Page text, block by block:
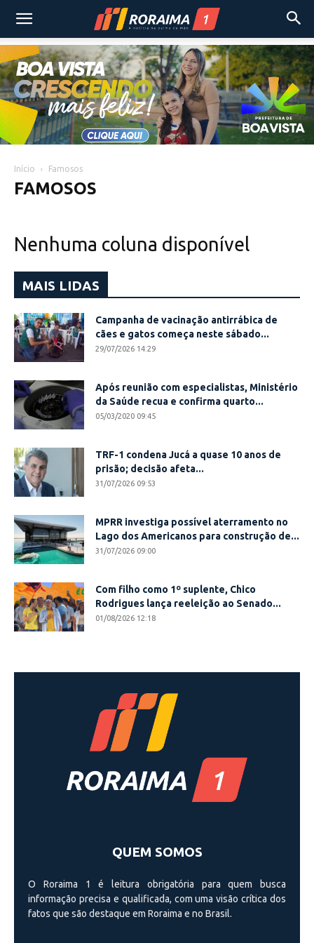
Início Famosos
FAMOSOS
Nenhuma coluna disponível
MAIS LIDAS
Campanha de vacinação antirrábica de
cães e gatos começa neste sábado...
29/07/2026 14:29
Após reunião com especialistas, Ministério
da Saúde recua e confirma quarto...
05/03/2020 09:45
TRF-1 condena Jucá a quase 10 anos de
prisão; decisão afeta...
31/07/2026 09:53
MPRR investiga possível aterramento no
Lago dos Americanos para construção de...
31/07/2026 09:00
Com filho como 1º suplente, Chico
Rodrigues lança reeleição ao Senado...
01/08/2026 12:18
QUEM SOMOS
O Roraima 1 é leitura obrigatória para quem busca
informação precisa e qualificada, com uma visão crí­tica dos
fatos que são destaque em Roraima e no Brasil.